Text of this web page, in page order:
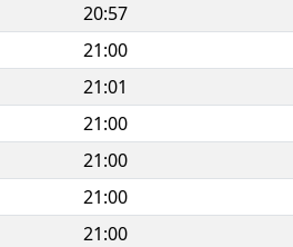
20:57
21:00
21:01
21:00
21:00
21:00
21:00